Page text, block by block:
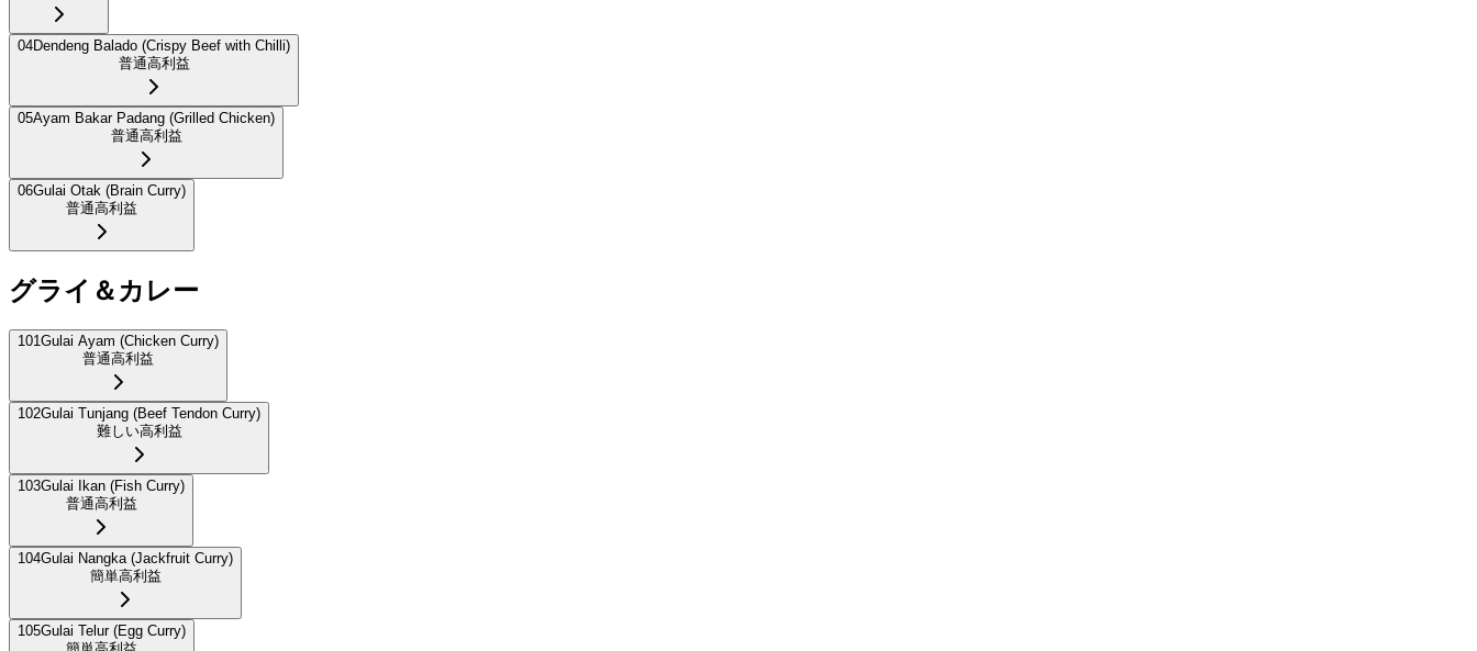
04Dendeng Balado (Crispy Beef with Chilli)
普通高利益
05Ayam Bakar Padang (Grilled Chicken)
普通高利益
06Gulai Otak (Brain Curry)
普通高利益
グライ＆カレー
101Gulai Ayam (Chicken Curry)
普通高利益
102Gulai Tunjang (Beef Tendon Curry)
難しい高利益
103Gulai Ikan (Fish Curry)
普通高利益
104Gulai Nangka (Jackfruit Curry)
簡単高利益
105Gulai Telur (Egg Curry)